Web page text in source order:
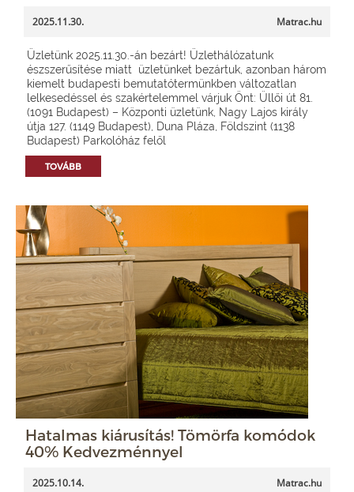
2025.11.30. Matrac.hu
Üzletünk 2025.11.30.-án bezárt! Üzlethálózatunk
észszerűsítése miatt üzletünket bezártuk, azonban három
kiemelt budapesti bemutatótermünkben változatlan
lelkesedéssel és szakértelemmel várjuk Önt: Üllői út 81.
(1091 Budapest) – Központi üzletünk, Nagy Lajos király
útja 127. (1149 Budapest), Duna Pláza, Földszint (1138
Budapest) Parkolóház felől
TOVÁBB
Hatalmas kiárusítás! Tömörfa komódok
40% Kedvezménnyel
2025.10.14. Matrac.hu